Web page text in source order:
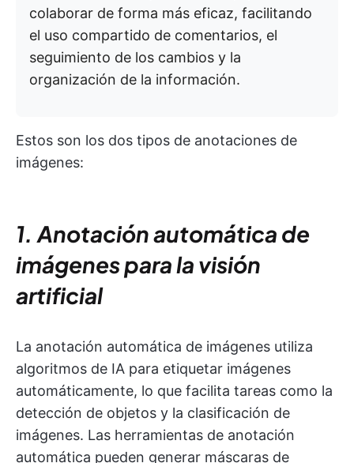
colaborar de forma más eficaz, facilitando
el uso compartido de comentarios, el
seguimiento de los cambios y la
organización de la información.
Estos son los dos tipos de anotaciones de
imágenes:
1. Anotación automática de
imágenes para la visión
artificial
La anotación automática de imágenes utiliza
algoritmos de IA para etiquetar imágenes
automáticamente, lo que facilita tareas como la
detección de objetos y la clasificación de
imágenes. Las herramientas de anotación
automática pueden generar máscaras de